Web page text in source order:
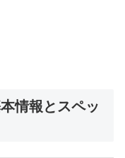
情報とスペッ